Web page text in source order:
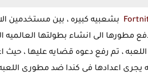
بشعبيه كبيره ، بين مستخدمين
مطورها الى انشاء بطولتها
اعدادها فى كندا ضد مطورى